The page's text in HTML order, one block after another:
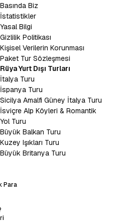
Basında Biz
İstatistikler
Yasal Bilgi
Gizlilik Politikası
Kişisel Verilerin Korunması
Paket Tur Sözleşmesi
Rüya Yurt Dışı Turları
İtalya Turu
İspanya Turu
Sicilya Amalfi Güney İtalya Turu
İsviçre Alp Köyleri & Romantik
Yol Turu
Büyük Balkan Turu
Kuzey Işıkları Turu
Büyük Britanya Turu
Para